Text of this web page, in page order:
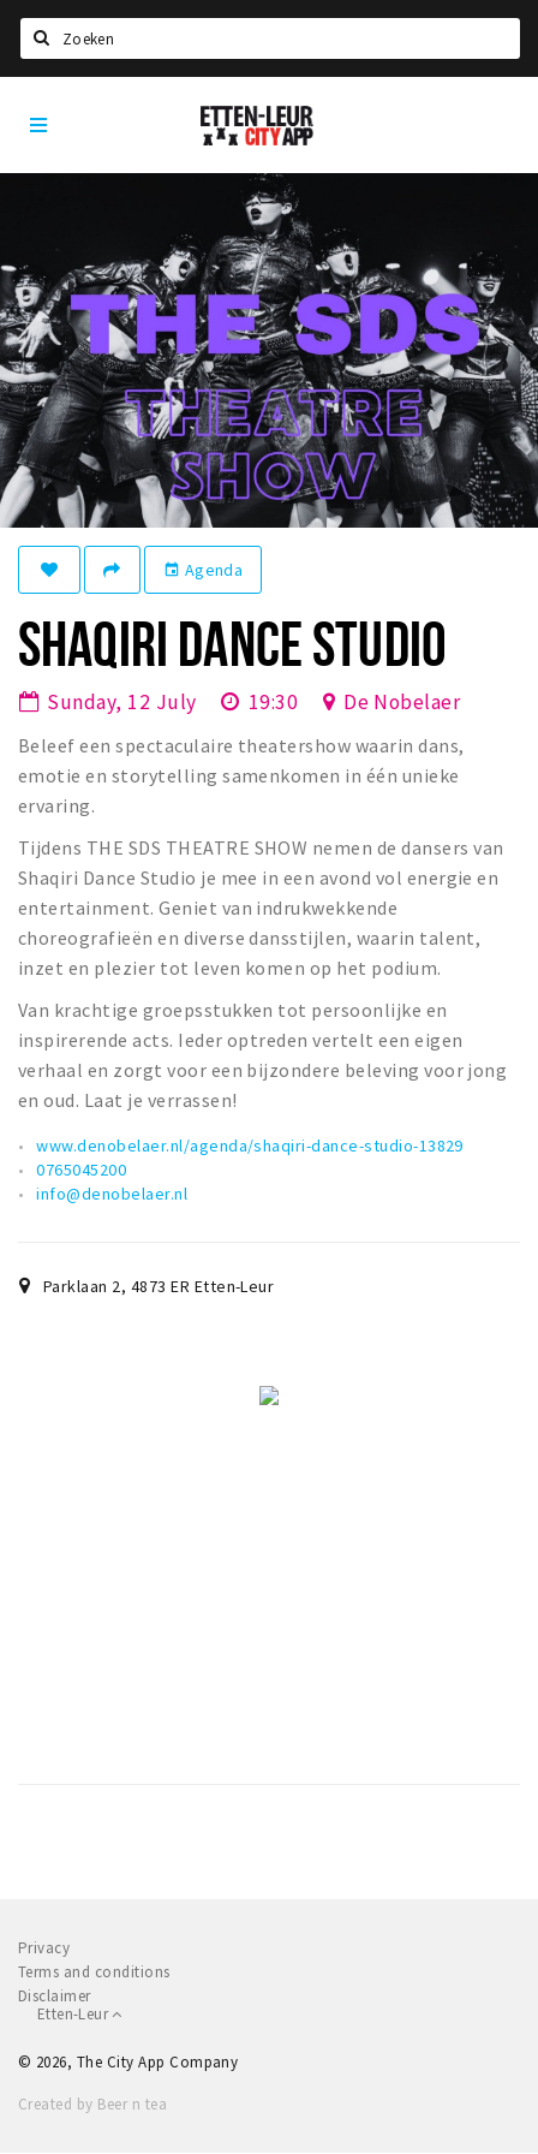
Home
Agenda
Nieuws, interviews & blogs
Eten
Drinken
Slapen
Recreatief
Winkels
Winkelgebieden
Bezienswaardigheden
Musea, theaters & podia
Uitjes & activiteiten
Toeristische routes
Baroniepoorten
Sport
Andere City Apps
Sign in
Etten-
Leur
event Agenda
SHAQIRI DANCE STUDIO
Sunday, 12 July 19:30 De Nobelaer
Beleef een spectaculaire theatershow waarin dans,
emotie en storytelling samenkomen in één unieke
ervaring.
Tijdens THE SDS THEATRE SHOW nemen de dansers van
Shaqiri Dance Studio je mee in een avond vol energie en
entertainment. Geniet van indrukwekkende
choreografieën en diverse dansstijlen, waarin talent,
inzet en plezier tot leven komen op het podium.
Van krachtige groepsstukken tot persoonlijke en
inspirerende acts. Ieder optreden vertelt een eigen
verhaal en zorgt voor een bijzondere beleving voor jong
en oud. Laat je verrassen!
www.denobelaer.nl/agenda/shaqiri-dance-studio-13829
0765045200
info@denobelaer.nl
Parklaan 2, 4873 ER Etten-Leur
Privacy
Terms and conditions
Disclaimer
Etten-Leur
© 2026, The City App Company
Created by Beer n tea